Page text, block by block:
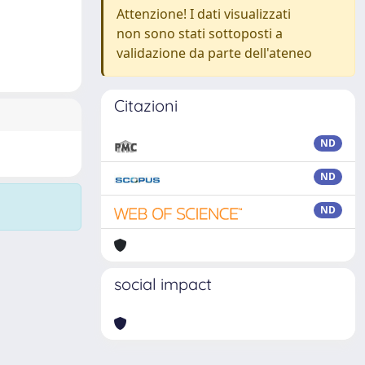
Attenzione! I dati visualizzati
non sono stati sottoposti a
validazione da parte dell'ateneo
Citazioni
ND
ND
ND
social impact